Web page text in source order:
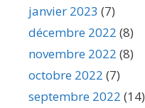
janvier 2023 (7)
décembre 2022 (8)
novembre 2022 (8)
octobre 2022 (7)
septembre 2022 (14)